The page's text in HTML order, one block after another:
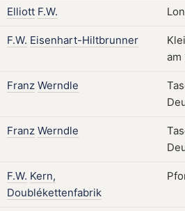
Elliott F.W.
F.W. Eisenhart-Hiltbrunner
am
Franz Werndle
Franz Werndle
F.W. Kern,
Doublékettenfabrik